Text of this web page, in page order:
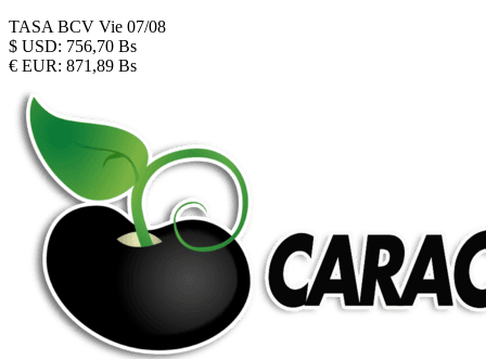
TASA BCV Vie 07/08
$ USD: 756,70 Bs
€ EUR: 871,89 Bs